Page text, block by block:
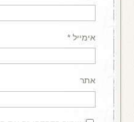
אימייל *
אתר